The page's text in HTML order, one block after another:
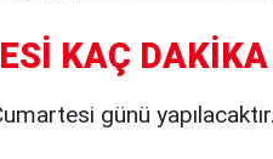
KAÇ
günü